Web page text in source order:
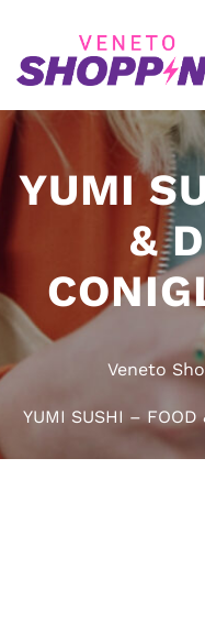
YUMI
&
Veneto
YUMI SUSHI –